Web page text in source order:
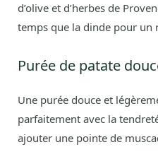
d’olive et d’herbes de
temps que la dinde pour un
Purée de patate
Une purée douce et
parfaitement avec la
ajouter une pointe de